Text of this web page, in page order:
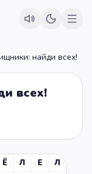
найди всех!
всех!
Ё Л Е
Л